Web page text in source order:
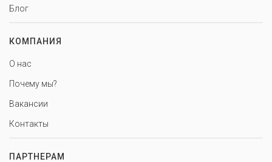
Блог
КОМПАНИЯ
О нас
Почему мы?
Вакансии
Контакты
ПАРТНЕРАМ